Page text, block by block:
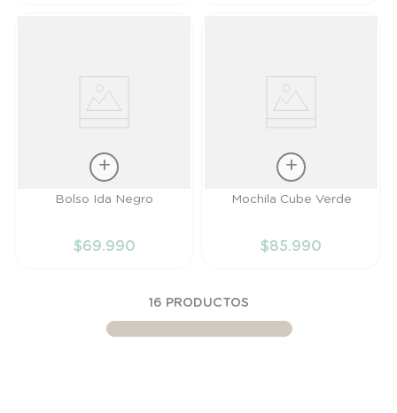
Bolso Ida Negro
$69.990
TallaMochila Cube Verde
$85.990
16 PRODUCTOS